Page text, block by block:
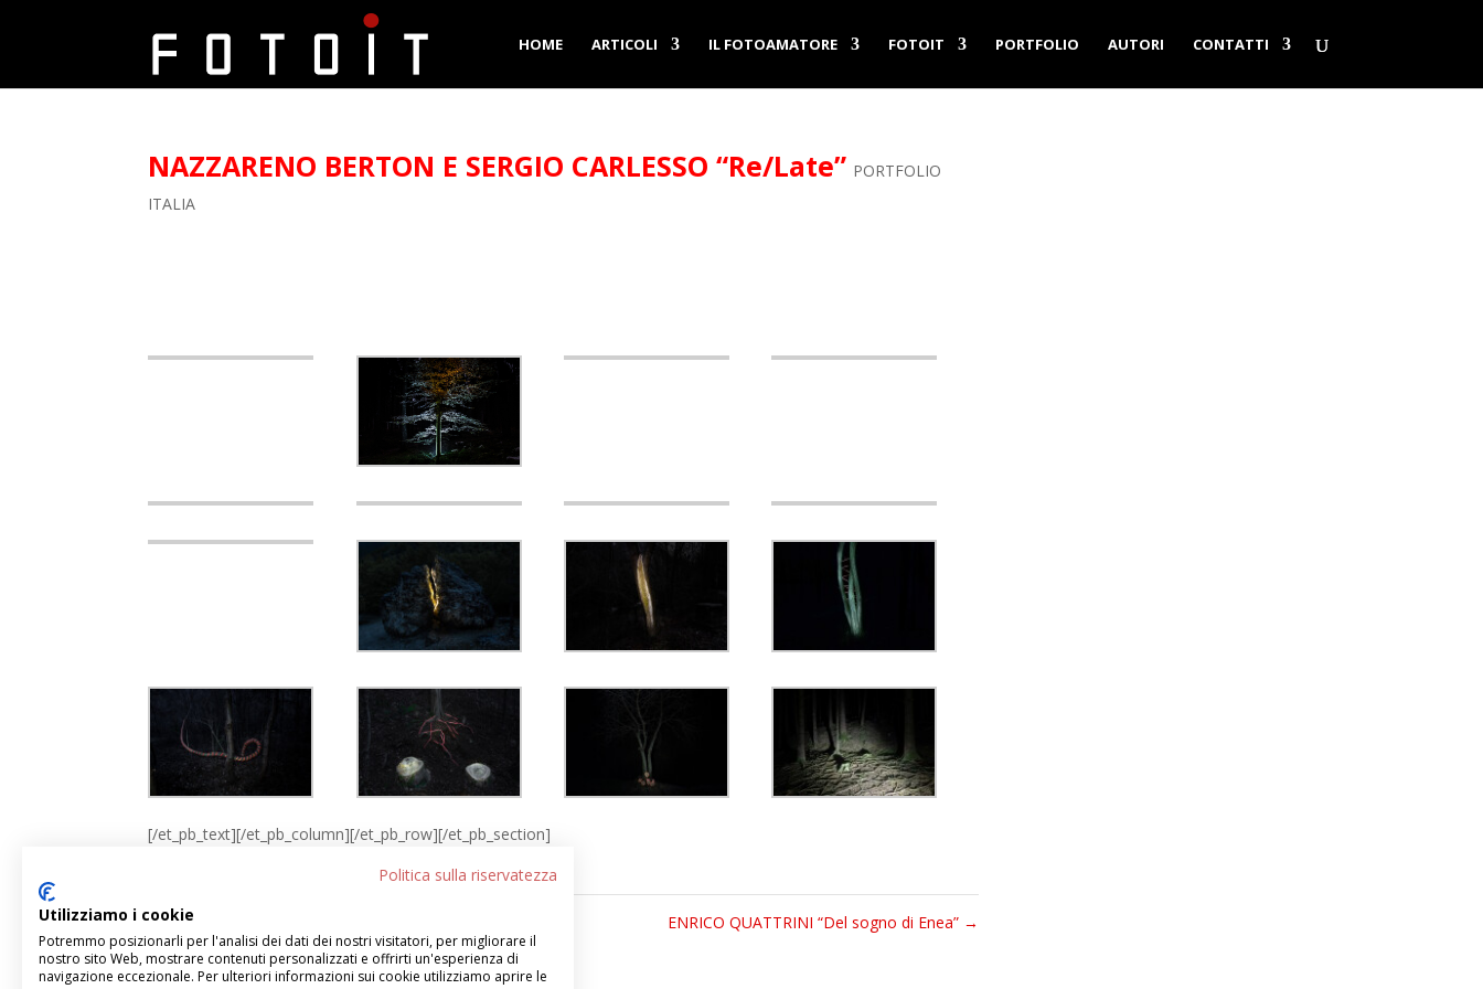
HOME ARTICOLI IL FOTOAMATORE FOTOIT PORTFOLIO AUTORI CONTATTI
NAZZARENO BERTON E SERGIO CARLESSO “Re/Late” PORTFOLIO
ITALIA
[/et_pb_text][/et_pb_column][/et_pb_row][/et_pb_section]
←GIOVANNI CHIARAMONTE ENRICO QUATTRINI “Del sogno di Enea” →
Politica sulla riservatezza
Utilizziamo i cookie
Potremmo posizionarli per l'analisi dei dati dei nostri visitatori, per migliorare il
nostro sito Web, mostrare contenuti personalizzati e offrirti un'esperienza di
navigazione eccezionale. Per ulteriori informazioni sui cookie utilizziamo aprire le